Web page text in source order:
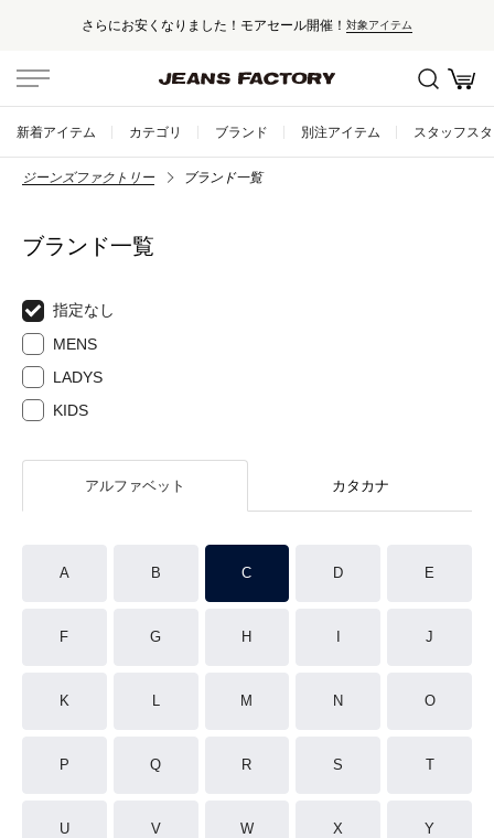
さらにお安くなりました！モアセール開催！ 対象アイテム
新着アイテム カテゴリ ブランド 別注アイテム スタッフス
ジーンズファクトリー ブランド一覧
ブランド一覧
指定なし
MENS
LADYS
KIDS
アルファベット カタカナ
A B C D E
F G H J
K L M N O
P Q R S T
U V W X Y